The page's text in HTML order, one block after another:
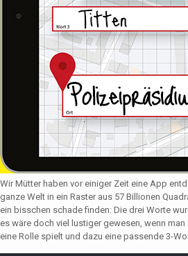
Wir Mütter haben vor einiger Zeit eine App
ganze Welt in ein Raster aus 57 Billionen
ein bisschen schade finden: Die drei Worte
es wäre doch viel lustiger gewesen, wenn
eine Rolle spielt und dazu eine passende 3-